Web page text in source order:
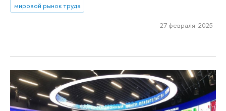
мировой рынок труда
27 февраля 2025